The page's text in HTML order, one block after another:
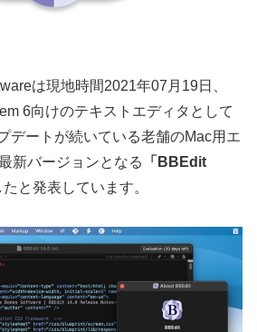
は現地時間2021年07月19日、
6向けのテキストエディタとして
デートが続いている老舗のMac用エ
新バージョンとなる
「BBEdit
と発表しています。